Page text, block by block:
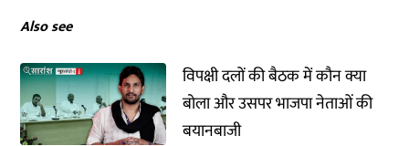
Also see
विपक्षी दलों की बैठक में कौन क्या
बोला और उसपर भाजपा नेताओं की
बयानबाजी